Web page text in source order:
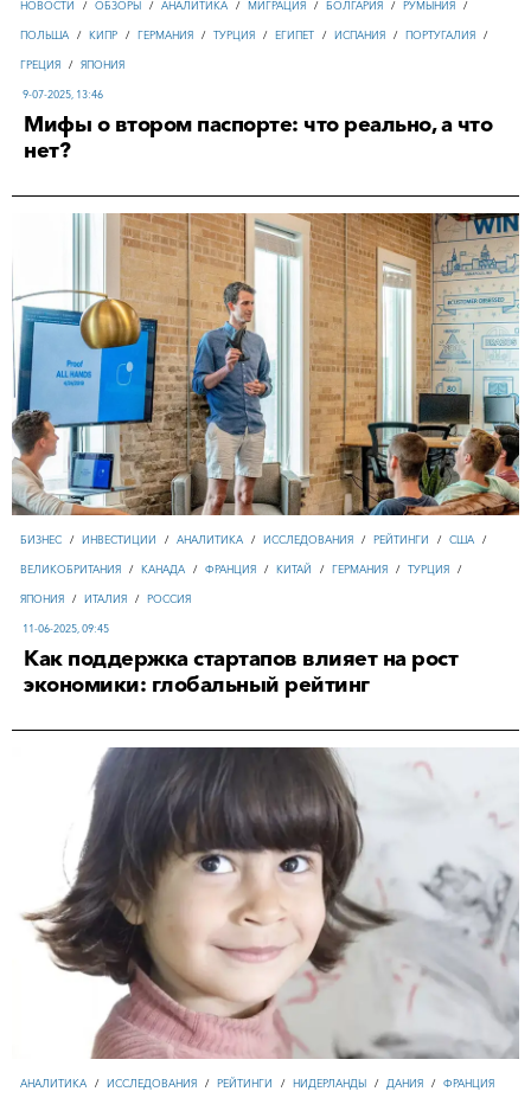
НОВОСТИ / ОБЗОРЫ / АНАЛИТИКА / МИГРАЦИЯ / БОЛГАРИЯ / РУМЫНИЯ /
ПОЛЬША / КИПР / ГЕРМАНИЯ / ТУРЦИЯ / ЕГИПЕТ / ИСПАНИЯ / ПОРТУГАЛИЯ /
ГРЕЦИЯ / ЯПОНИЯ
9-07-2025, 13:46
Мифы о втором паспорте: что реально, а что
нет?
БИЗНЕС / ИНВЕСТИЦИИ / АНАЛИТИКА / ИССЛЕДОВАНИЯ / РЕЙТИНГИ / США /
ВЕЛИКОБРИТАНИЯ / КАНАДА / ФРАНЦИЯ / КИТАЙ / ГЕРМАНИЯ / ТУРЦИЯ /
ЯПОНИЯ / ИТАЛИЯ / РОССИЯ
11-06-2025, 09:45
Как поддержка стартапов влияет на рост
экономики: глобальный рейтинг
АНАЛИТИКА / ИССЛЕДОВАНИЯ / РЕЙТИНГИ / НИДЕРЛАНДЫ / ДАНИЯ / ФРАНЦИЯ